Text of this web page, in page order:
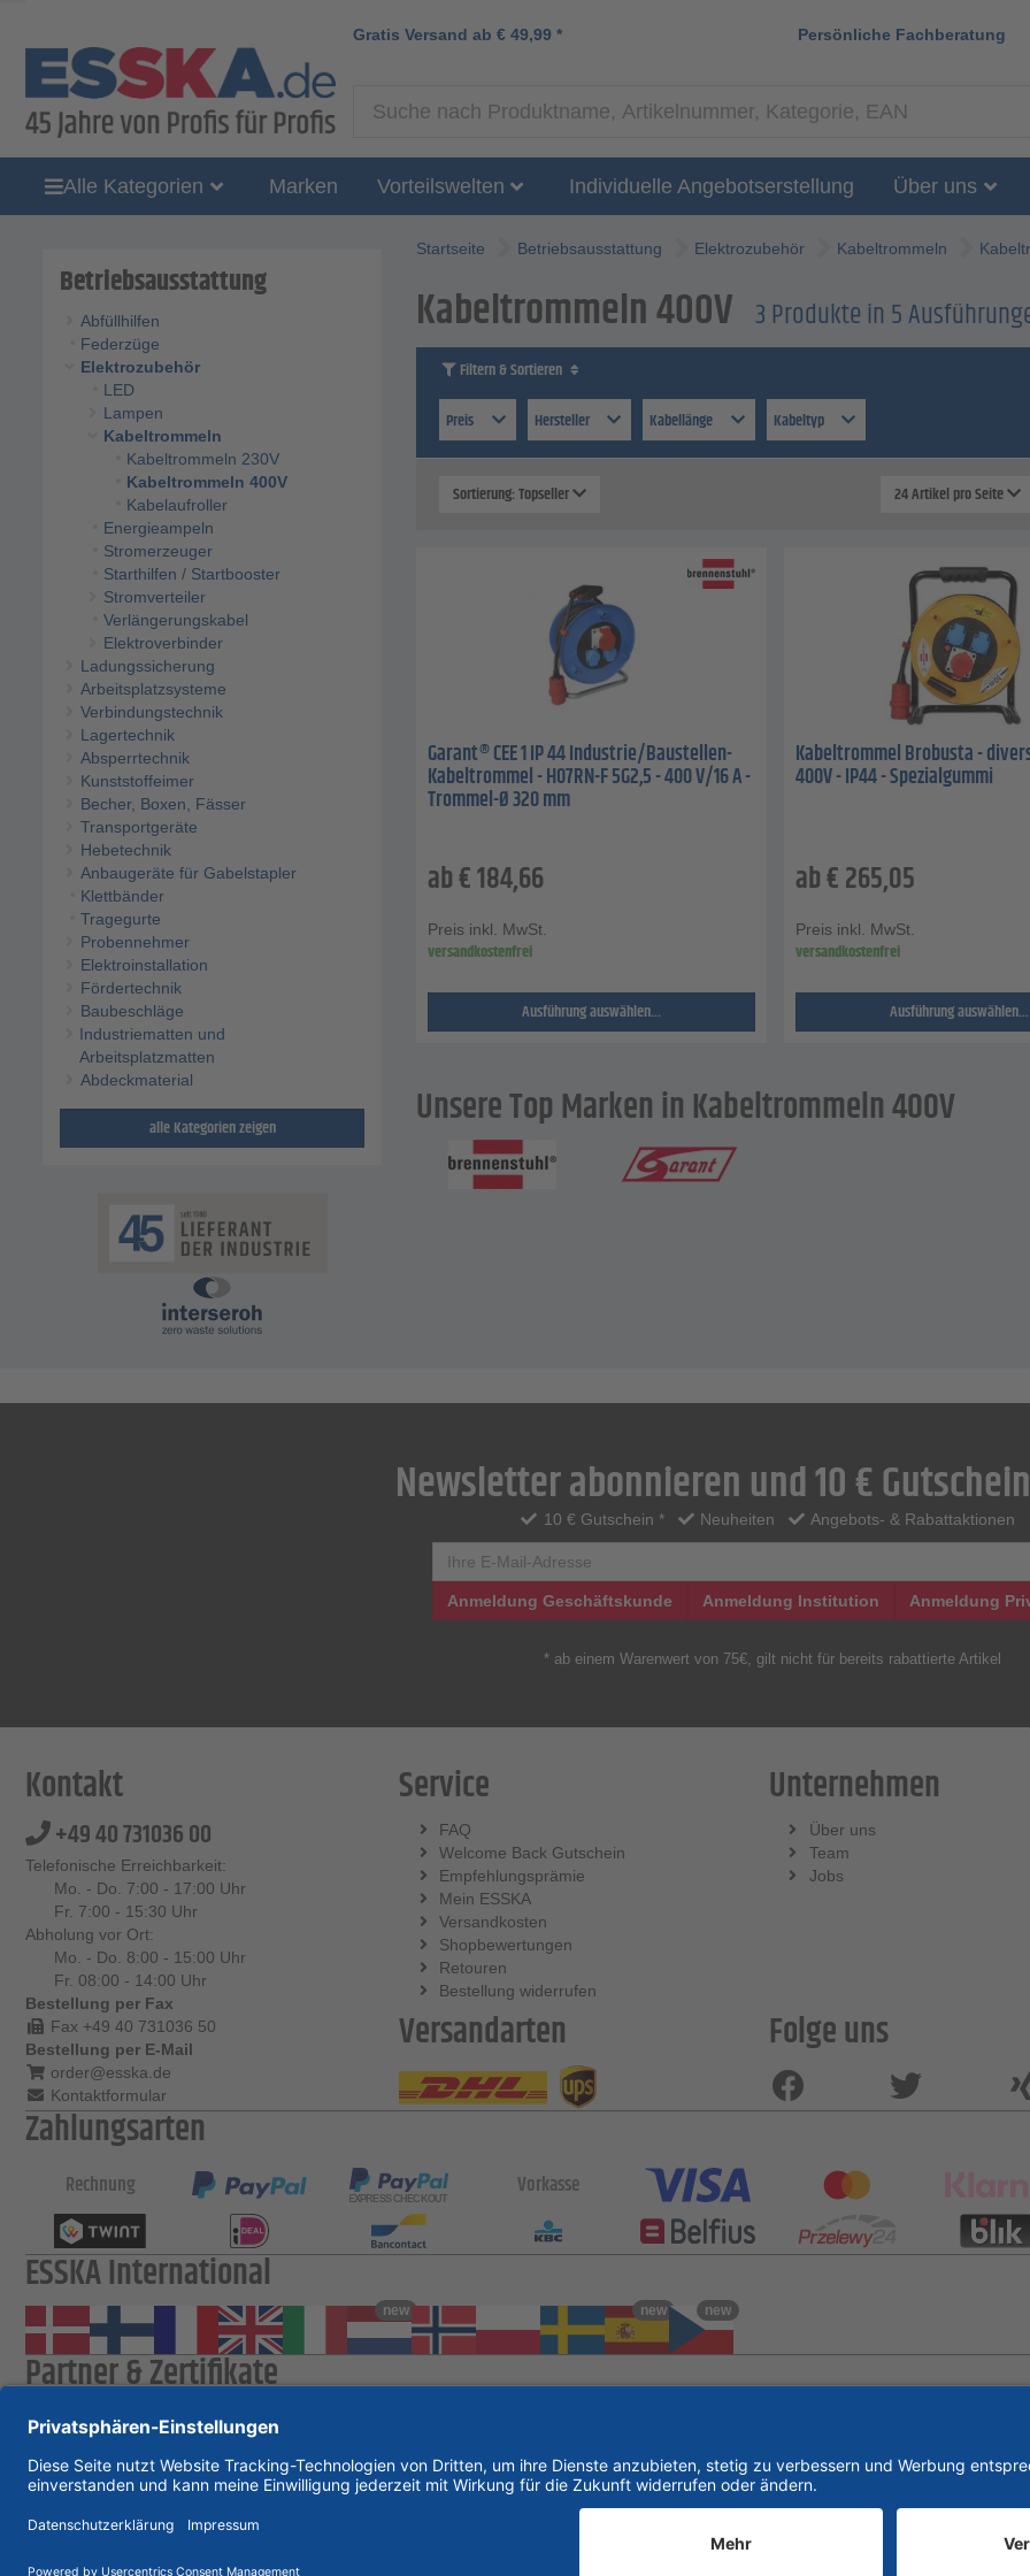
Gratis Versand ab € 49,99 * Persönliche Fachberatung
Alle Kategorien Marken Vorteilswelten Individuelle Angebotserstellung Über uns
Betriebsausstattung
Abfüllhilfen
Federzüge
Elektrozubehör
LED
Lampen
Kabeltrommeln
Kabeltrommeln 230V
Kabeltrommeln 400V
Kabelaufroller
Energieampeln
Stromerzeuger
Starthilfen / Startbooster
Stromverteiler
Verlängerungskabel
Elektroverbinder
Ladungssicherung
Arbeitsplatzsysteme
Verbindungstechnik
Lagertechnik
Absperrtechnik
Kunststoffeimer
Becher, Boxen, Fässer
Transportgeräte
Hebetechnik
Anbaugeräte für Gabelstapler
Klettbänder
Tragegurte
Probennehmer
Elektroinstallation
Fördertechnik
Baubeschläge
Industriematten und
Arbeitsplatzmatten
Abdeckmaterial
alle Kategorien zeigen
Startseite Betriebsausstattung Elektrozubehör Kabeltrommeln
Kabeltrommeln 400V 3 Produkte in 5
Filtern & Sortieren
Preis
Hersteller Kabellänge Kabeltyp
Sortierung: Topseller 24 Artikel pro Seite
Garant® CEE 1 IP 44 Industrie/Baustellen-
Kabeltrommel - H07RN-F 5G2,5 - 400 V/16 A -
Trommel-Ø 320 mm
ab€184,66
Preis inkl. MwSt.
versandkostenfrei
Ausführung auswählen...
Kabeltrommel Brobusta -
400V - IP44 - Spezialgummi
ab€265,05
Preis inkl. MwSt.
versandkostenfrei
Ausführung auswählen...
Unsere Top Marken in Kabeltrommeln 400V
Newsletter abonnieren und 10 €
10 € Gutschein * Neuheiten Angebots- & Rabattaktionen
Anmeldung Geschäftskunde Anmeldung Institution Anmeldung
* ab einem Warenwert von 75€, gilt nicht für bereits rabattierte Artikel
Kontakt
+49 40 731036 00
Telefonische Erreichbarkeit:
Mo. - Do. 7:00 - 17:00 Uhr
Fr. 7:00 - 15:30 Uhr
Abholung vor Ort:
Mo. - Do. 8:00 - 15:00 Uhr
Fr. 08:00 - 14:00 Uhr
Bestellung per Fax
Fax +49 40 731036 50
Bestellung per E-Mail
order@esska.de
Kontaktformular
Service
FAQ
Welcome Back Gutschein
Empfehlungsprämie
Mein ESSKA
Versandkosten
Shopbewertungen
Retouren
Bestellung widerrufen
Unternehmen
Über uns
Team
Jobs
Versandarten
Folge uns
Zahlungsarten
Rechnung Vorkasse
ESSKA International
new new new
Partner & Zertifikate